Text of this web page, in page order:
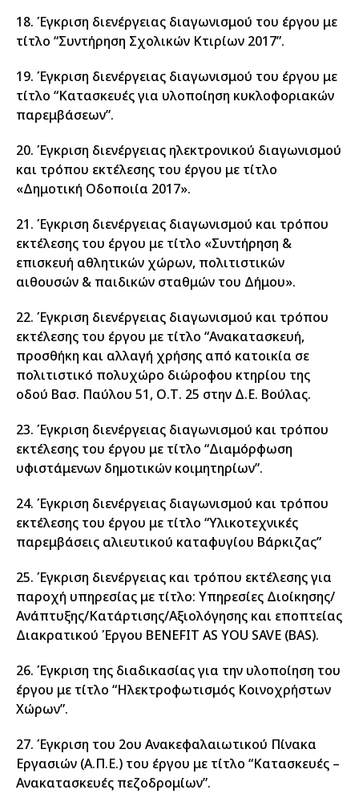
18. Έγκριση διενέργειας διαγωνισμού του έργου με
τίτλο “Συντήρηση Σχολικών Κτιρίων 2017”.
19. Έγκριση διενέργειας διαγωνισμού του έργου με
τίτλο “Κατασκευές για υλοποίηση κυκλοφοριακών
παρεμβάσεων”.
20. Έγκριση διενέργειας ηλεκτρονικού διαγωνισμού
και τρόπου εκτέλεσης του έργου με τίτλο
«Δημοτική Οδοποιία 2017».
21. Έγκριση διενέργειας διαγωνισμού και τρόπου
εκτέλεσης του έργου με τίτλο «Συντήρηση &
επισκευή αθλητικών χώρων, πολιτιστικών
αιθουσών & παιδικών σταθμών του Δήμου».
22. Έγκριση διενέργειας διαγωνισμού και τρόπου
εκτέλεσης του έργου με τίτλο “Ανακατασκευή,
προσθήκη και αλλαγή χρήσης από κατοικία σε
πολιτιστικό πολυχώρο διώροφου κτηρίου της
οδού Βασ. Παύλου 51, Ο.Τ. 25 στην Δ.Ε. Βούλας.
23. Έγκριση διενέργειας διαγωνισμού και τρόπου
εκτέλεσης του έργου με τίτλο “Διαμόρφωση
υφιστάμενων δημοτικών κοιμητηρίων”.
24. Έγκριση διενέργειας διαγωνισμού και τρόπου
εκτέλεσης του έργου με τίτλο “Υλικοτεχνικές
παρεμβάσεις αλιευτικού καταφυγίου Βάρκιζας”
25. Έγκριση διενέργειας και τρόπου εκτέλεσης για
παροχή υπηρεσίας με τίτλο: Υπηρεσίες Διοίκησης/
Ανάπτυξης/Κατάρτισης/Αξιολόγησης και εποπτείας
Διακρατικού Έργου BENEFIT AS YOU SAVE (BAS).
26. Έγκριση της διαδικασίας για την υλοποίηση του
έργου με τίτλο “Ηλεκτροφωτισμός Κοινοχρήστων
Χώρων”.
27. Έγκριση του 2ου Ανακεφαλαιωτικού Πίνακα
Εργασιών (Α.Π.Ε.) του έργου με τίτλο “Κατασκευές –
Ανακατασκευές πεζοδρομίων”.